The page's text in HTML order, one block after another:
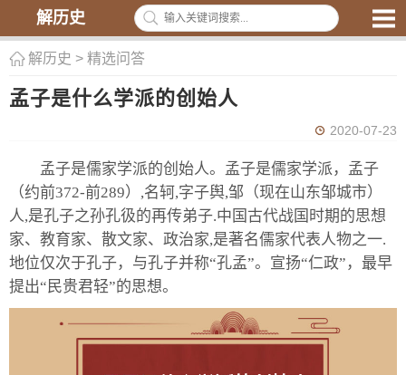
解历史
解历史 > 精选问答
孟子是什么学派的创始人
2020-07-23
孟子是儒家学派的创始人。孟子是儒家学派，孟子
（约前372-前289）,名轲,字子舆,邹（现在山东邹城市）
人,是孔子之孙孔彶的再传弟子.中国古代战国时期的思想
家、教育家、散文家、政治家,是著名儒家代表人物之一.
地位仅次于孔子，与孔子并称“孔孟”。宣扬“仁政”，最早
提出“民贵君轻”的思想。